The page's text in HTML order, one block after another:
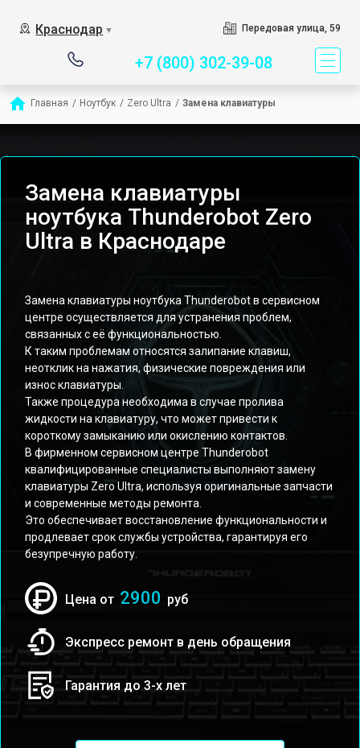
Краснодар ▼ Передовая улица, 59
+7 (800) 302-39-08
Главная / Ноутбук / Zero Ultra / Замена клавиатуры
Замена клавиатуры
ноутбука Thunderobot Zero
Ultra в Краснодаре
Замена клавиатуры ноутбука Thunderobot в сервисном
центре осуществляется для устранения проблем,
связанных с её функциональностью.
К таким проблемам относятся залипание клавиш,
неотклик на нажатия, физические повреждения или
износ клавиатуры.
Также процедура необходима в случае пролива
жидкости на клавиатуру, что может привести к
короткому замыканию или окислению контактов.
В фирменном сервисном центре Thunderobot
квалифицированные специалисты выполняют замену
клавиатуры Zero Ultra, используя оригинальные запчасти
и современные методы ремонта.
Это обеспечивает восстановление функциональности и
продлевает срок службы устройства, гарантируя его
безупречную работу.
Цена от 2900 руб
Экспресс ремонт в день обращения
Гарантия до 3-х лет